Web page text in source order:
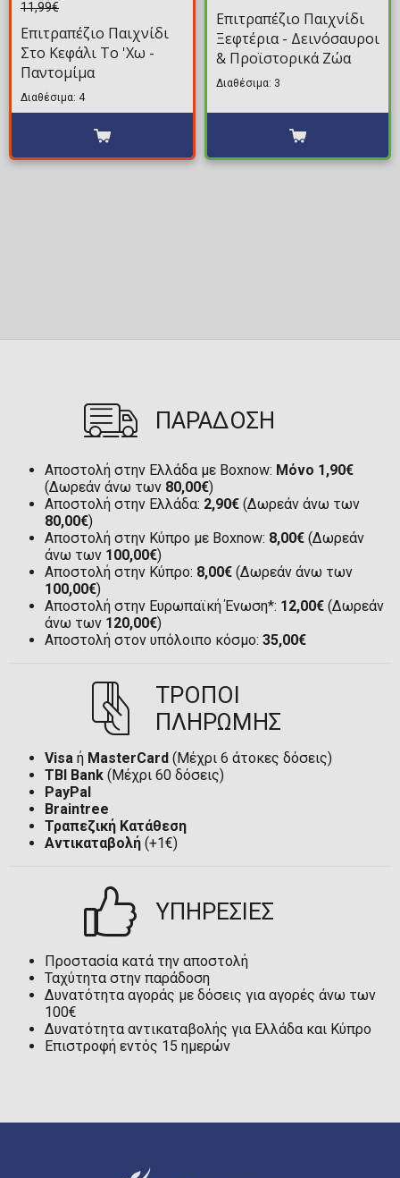
11,99€
Επιτραπέζιο Παιχνίδι
Στο Κεφάλι Το 'Χω -
Παντομίμα
Διαθέσιμα: 4
Επιτραπέζιο Παιχνίδι
Ξεφτέρια - Δεινόσαυροι
& Προϊστορικά Ζώα
Διαθέσιμα: 3
ΠΑΡΑΔΟΣΗ
Αποστολή στην Ελλάδα με Boxnow: Μόνο 1,90€
(Δωρεάν άνω των 80,00€)
Αποστολή στην Ελλάδα: 2,90€ (Δωρεάν άνω των
80,00€)
Αποστολή στην Κύπρο με Boxnow: 8,00€ (Δωρεάν
άνω των 100,00€)
Αποστολή στην Κύπρο: 8,00€ (Δωρεάν άνω των
100,00€)
Αποστολή στην Ευρωπαϊκή Ένωση*: 12,00€ (Δωρεάν
άνω των 120,00€)
Αποστολή στον υπόλοιπο κόσμο: 35,00€
ΤΡΟΠΟΙ
ΠΛΗΡΩΜΗΣ
Visa ή MasterCard (Μέχρι 6 άτοκες δόσεις)
TBI Bank (Μέχρι 60 δόσεις)
PayPal
Braintree
Τραπεζική Κατάθεση
Αντικαταβολή (+1€)
ΥΠΗΡΕΣΙΕΣ
Προστασία κατά την αποστολή
Ταχύτητα στην παράδοση
Δυνατότητα αγοράς με δόσεις για αγορές άνω των
100€
Δυνατότητα αντικαταβολής για Ελλάδα και Κύπρο
Επιστροφή εντός 15 ημερών